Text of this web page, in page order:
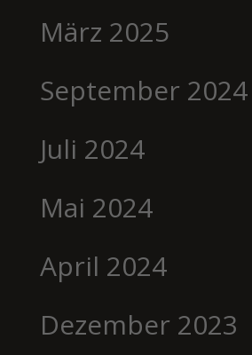
März 2025
September 2024
Juli 2024
Mai 2024
April 2024
Dezember 2023